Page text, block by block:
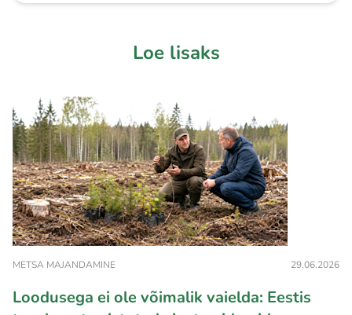
Loe lisaks
METSA MAJANDAMINE 29.06.2026
Loodusega ei ole võimalik vaielda: Eestis